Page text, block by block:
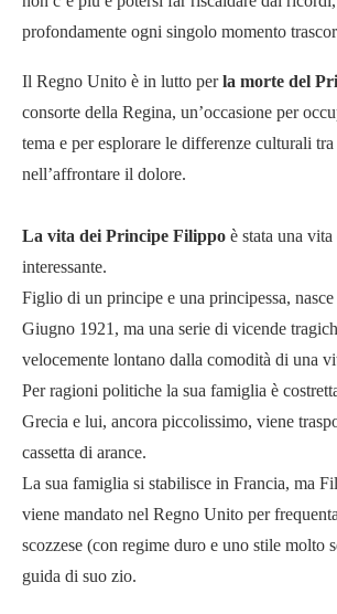
profondamente ogni singolo momento
Il Regno Unito è in lutto perla morte del
consorte della Regina, un’occasione per
tema e per esplorare le differenze culturali
nell’affrontare il dolore.
La vita dei Principe Filippo è stata una
interessante.
Figlio di un principe e una principessa,
Giugno 1921, ma una serie di vicende
velocemente lontano dalla comodità di una
Per ragioni politiche la sua famiglia è
Grecia e lui, ancora piccolissimo, viene
cassetta di arance.
La sua famiglia si stabilisce in Francia, ma
viene mandato nel Regno Unito per
scozzese (con regime duro e uno stile molto
guida di suo zio.